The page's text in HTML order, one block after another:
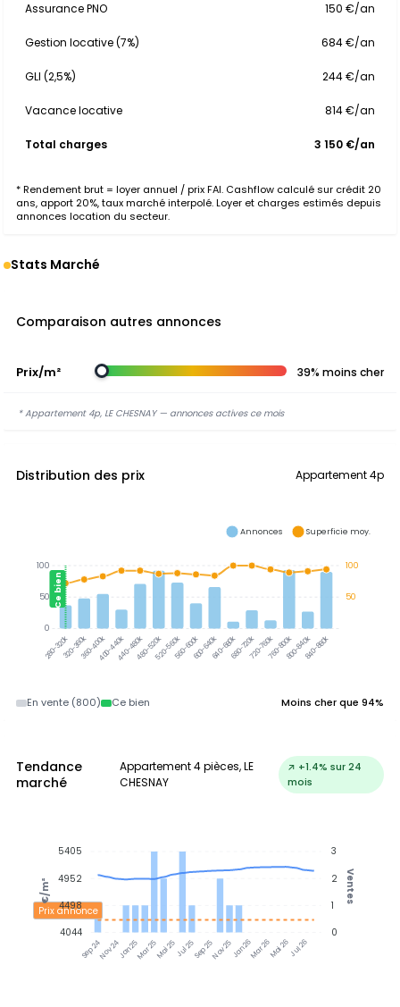
Assurance PNO 150 €/an
Gestion locative (7%) 684 €/an
GLI (2,5%) 244 €/an
Vacance locative 814 €/an
Total charges 3 150 €/an
* Rendement brut = loyer annuel / prix FAI. Cashflow calculé sur crédit 20
ans, apport 20%, taux marché interpolé. Loyer et charges estimés depuis
annonces location du secteur.
Stats Marché
Comparaison autres annonces
Prix/m² 39% moins cher
* Appartement 4p, LE CHESNAY — annonces actives ce mois
Distribution des prix Appartement 4p
280-320k320-360k360-400k400-440k440-480k480-520k520-560k560-600k600-640k640-680k680-720k720-760k760-800k800-840k840-880k
Ce bien
100
50
100
50
0
Annonces Superficie moy.
En vente (800) Ce bien Moins cher que 94%
Tendance
marché
Appartement 4 pièces, LE
CHESNAY
↗ +1.4% sur 24
mois
Sep 24Nov 24Jan 25Mar 25Mai 25Jul 25Sep 25Nov 25Jan 26Mar 26Mai 26Jul 26
Prix annonce
3
2
1
0
Ventes
5405
4952
4498
4044
€/m²